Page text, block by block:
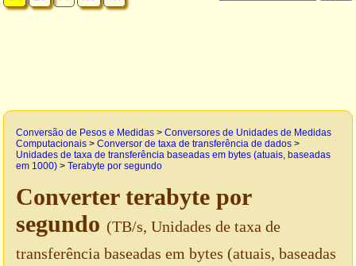
Conversão de Pesos e Medidas > Conversores de Unidades de Medidas
Computacionais > Conversor de taxa de transferência de dados >
Unidades de taxa de transferência baseadas em bytes (atuais, baseadas
em 1000) > Terabyte por segundo
Converter terabyte por
segundo (TB/s, Unidades de taxa de
transferência baseadas em bytes (atuais, baseadas